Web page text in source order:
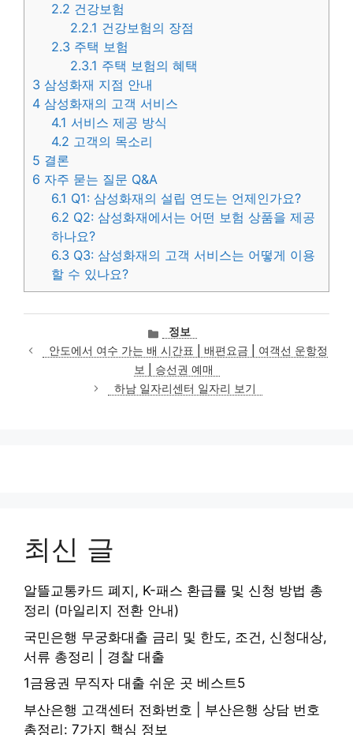
2.2 건강보험
2.2.1 건강보험의 장점
2.3 주택 보험
2.3.1 주택 보험의 혜택
3 삼성화재 지점 안내
4 삼성화재의 고객 서비스
4.1 서비스 제공 방식
4.2 고객의 목소리
5 결론
6 자주 묻는 질문 Q&A
6.1 Q1: 삼성화재의 설립 연도는 언제인가요?
6.2 Q2: 삼성화재에서는 어떤 보험 상품을 제공
하나요?
6.3 Q3: 삼성화재의 고객 서비스는 어떻게 이용
할 수 있나요?
카
테
고
리
정보
안도에서 여수 가는 배 시간표 | 배편요금 | 여객선 운항정
보 | 승선권 예매
하남 일자리센터 일자리 보기
최신 글
알뜰교통카드 폐지, K-패스 환급률 및 신청 방법 총
정리 (마일리지 전환 안내)
국민은행 무궁화대출 금리 및 한도, 조건, 신청대상,
서류 총정리 | 경찰 대출
1금융권 무직자 대출 쉬운 곳 베스트5
부산은행 고객센터 전화번호 | 부산은행 상담 번호
총정리: 7가지 핵심 정보